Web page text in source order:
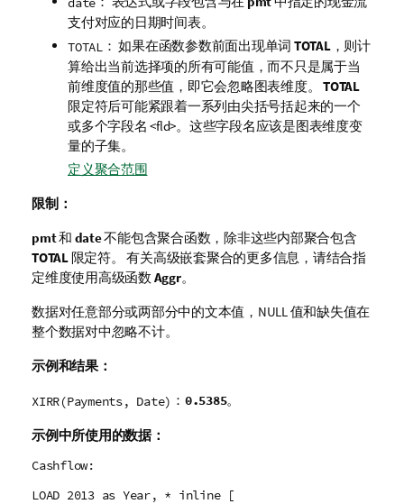
支付对应的日期时间表。
TOTAL ： 如果在函数参数前面出现单词 TOTAL，则计
算给出当前选择项的所有可能值，而不只是属于当
前维度值的那些值，即它会忽略图表维度。 TOTAL
限定符后可能紧跟着一系列由尖括号括起来的一个
或多个字段名<fld>。这些字段名应该是图表维度变
量的子集。
定义聚合范围
限制：
pmt和 date不能包含聚合函数，除非这些内部聚合包含
TOTAL限定符。 有关高级嵌套聚合的更多信息，请结合指
定维度使用高级函数 Aggr。
数据对任意部分或两部分中的文本值， NULL值和缺失值在
整个数据对中忽略不计。
示例和结果：
XIRR(Payments, Date) ： 0.5385。
示例中所使用的数据：
Cashflow:
LOAD 2013 as Year, * inline [